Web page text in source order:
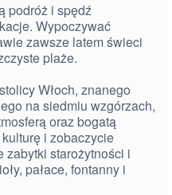
podróż i spędź
Wypoczywać
zawsze latem świeci
plaże.
Włoch, znanego
na siedmiu wzgórzach,
oraz bogatą
i zobaczycie
zabytki starożytności i
pałace, fontanny i